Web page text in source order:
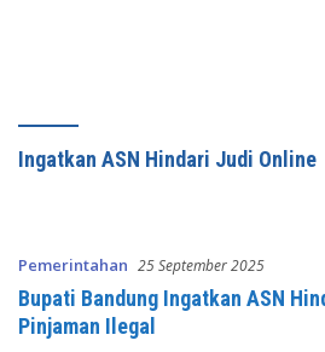
Ingatkan ASN Hindari Judi Online
Pemerintahan 25 September 2025
Bupati Bandung Ingatkan ASN
Pinjaman Ilegal